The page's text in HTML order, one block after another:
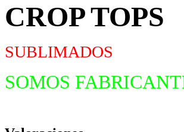
CROP TOPS
SUBLIMADOS
SOMOS